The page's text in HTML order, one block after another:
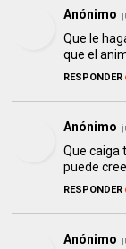
Anónimo
Que le
que el
RESPONDER
Anónimo
Que caiga
puede
RESPONDER
Anónimo